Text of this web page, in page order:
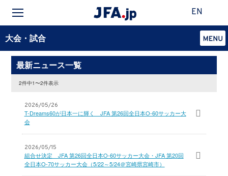
EN
大会・試合
最新ニュース一覧
2件中1〜2件表示
2026/05/26
T-Dreams60が日本一に輝く JFA 第26回全日本O-60サッカー大
会
2026/05/15
組合せ決定 JFA 第26回全日本O-60サッカー大会・JFA 第20回
全日本O-70サッカー大会（5/22～5/24＠宮崎県宮崎市）